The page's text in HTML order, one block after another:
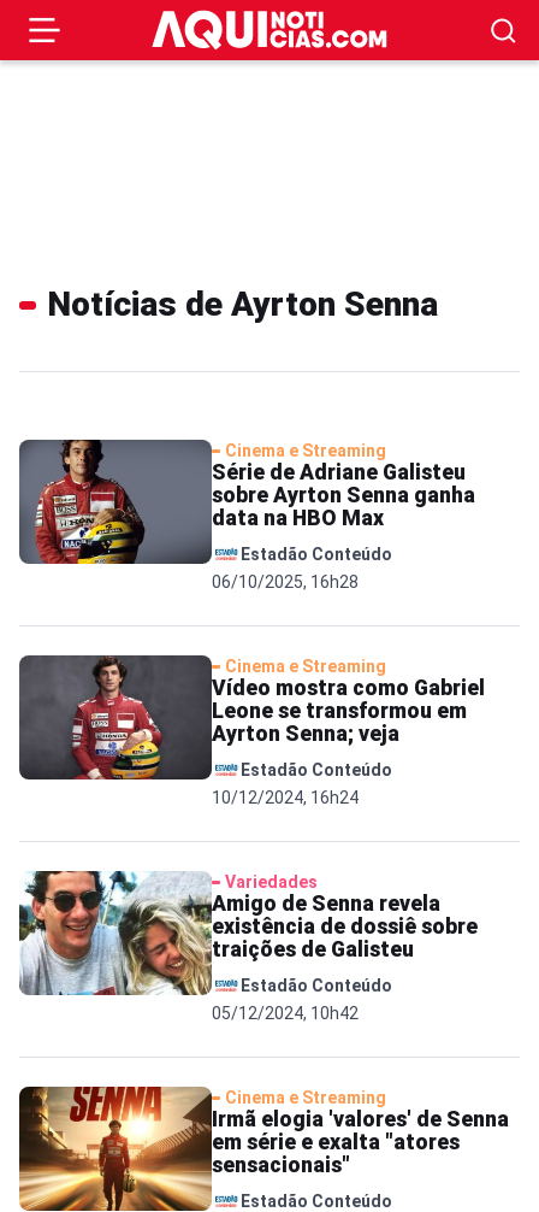
Notícias de Ayrton Senna
Cinema e Streaming
Série de Adriane Galisteu
sobre Ayrton Senna ganha
data na HBO Max
Estadão Conteúdo
06/10/2025, 16h28
Cinema e Streaming
Vídeo mostra como Gabriel
Leone se transformou em
Ayrton Senna; veja
Estadão Conteúdo
10/12/2024, 16h24
Variedades
Amigo de Senna revela
existência de dossiê sobre
traições de Galisteu
Estadão Conteúdo
05/12/2024, 10h42
Cinema e Streaming
Irmã elogia 'valores' de Senna
em série e exalta "atores
sensacionais"
Estadão Conteúdo